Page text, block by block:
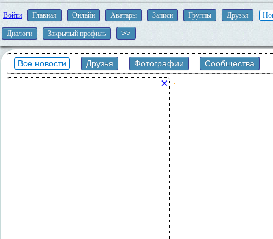
Войти Главная Онлайн Аватары Записи Группы Друзья
Диалоги Закрытый профиль
Все новости Друзья Фотографии Сообщества
×